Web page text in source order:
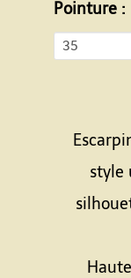
Pointure :
style